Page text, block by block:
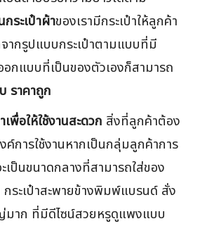
กระเป๋าผ้าของเรามีกระเป๋าให้ลูกค้า
ากรูปแบบกระเป๋าตามแบบที่มี
กแบบที่เป็นของตัวเองก็สามารถ
ราคาถูก
พื่อให้ใช้งานสะดวก สิ่งที่ลูกค้าต้อง
ค์การใช้งานหากเป็นกลุ่มลูกค้าการ
ะเป็นขนาดกลางที่สามารถใส่ของ
กระเป๋าสะพายข้างพิมพ์แบรนด์ สั่ง
มาก ที่มีดีไซน์สวยหรูดูแพงแบบ